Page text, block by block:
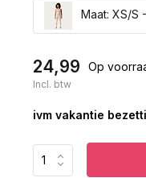
Maat: XS/S
24,99 Op
Incl. btw
ivm vakantie